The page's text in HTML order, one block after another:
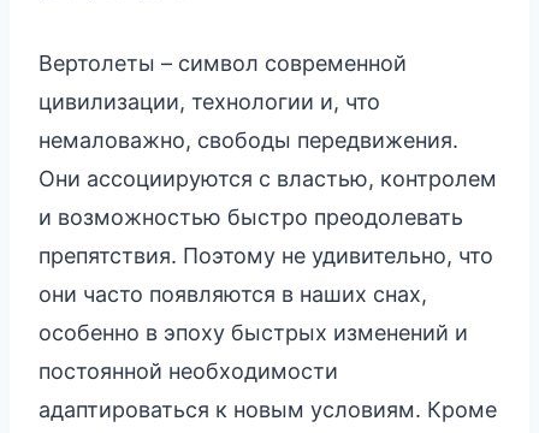
Вертолеты – символ современной
цивилизации, технологии и, что
немаловажно, свободы передвижения.
Они ассоциируются с властью, контролем
и возможностью быстро преодолевать
препятствия. Поэтому не удивительно, что
они часто появляются в наших снах,
особенно в эпоху быстрых изменений и
постоянной необходимости
адаптироваться к новым условиям. Кроме